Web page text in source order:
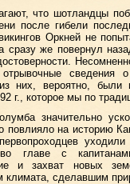
что шотландцы
после гибели
Оркней не
сразу же повернул
сведения
них, вероятно, были
г., которое мы по
значительно
повлияло на историю
первопроходцев
главе с
и захват новых
климата, сделавшим